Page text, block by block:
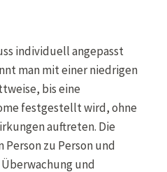
individuell angepasst
man mit einer niedrigen
bis eine
festgestellt wird, ohne
auftreten. Die
zu Person und
und